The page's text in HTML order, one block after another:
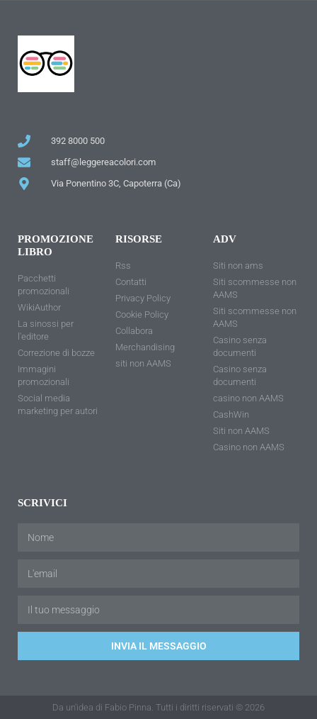
392 8000 500
staff@leggereacolori.com
Via Ponentino 3C, Capoterra (Ca)
PROMOZIONE
LIBRO
Pacchetti
promozionali
WikiAuthor
La sinossi per
l'editore
Correzione di bozze
Immagini
promozionali
Social media
marketing per autori
RISORSE
Rss
Contatti
Privacy Policy
Cookie Policy
Collabora
Merchandising
siti non AAMS
ADV
Siti non ams
Siti scommesse non
AAMS
Siti scommesse non
AAMS
Casino senza
documenti
Casino senza
documenti
casino non AAMS
CashWin
Siti non AAMS
Casino non AAMS
SCRIVICI
INVIA IL MESSAGGIO
Da un'idea di Fabio Pinna. Tutti i diritti riservati © 2026